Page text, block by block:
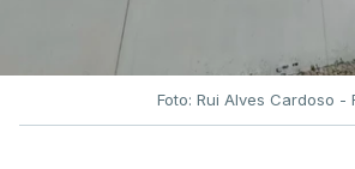
Foto: Rui Alves Cardoso -